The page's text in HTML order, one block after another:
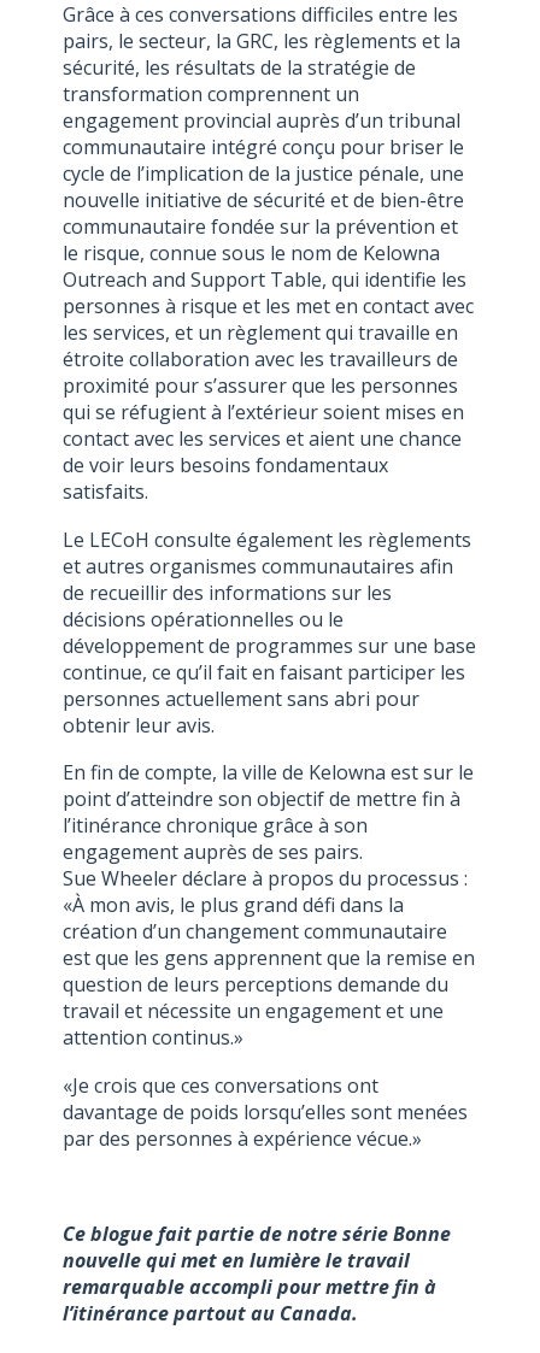
Grâce à ces conversations difficiles entre les
pairs, le secteur, la GRC, les règlements et la
sécurité, les résultats de la stratégie de
transformation comprennent un
engagement provincial auprès d’un tribunal
communautaire intégré conçu pour briser le
cycle de l’implication de la justice pénale, une
nouvelle initiative de sécurité et de bien-être
communautaire fondée sur la prévention et
le risque, connue sous le nom de Kelowna
Outreach and Support Table, qui identifie les
personnes à risque et les met en contact avec
les services, et un règlement qui travaille en
étroite collaboration avec les travailleurs de
proximité pour s’assurer que les personnes
qui se réfugient à l’extérieur soient mises en
contact avec les services et aient une chance
de voir leurs besoins fondamentaux
satisfaits.
Le LECoH consulte également les règlements
et autres organismes communautaires afin
de recueillir des informations sur les
décisions opérationnelles ou le
développement de programmes sur une base
continue, ce qu’il fait en faisant participer les
personnes actuellement sans abri pour
obtenir leur avis.
En fin de compte, la ville de Kelowna est sur le
point d’atteindre son objectif de mettre fin à
l’itinérance chronique grâce à son
engagement auprès de ses pairs.
Sue Wheeler déclare à propos du processus :
«À mon avis, le plus grand défi dans la
création d’un changement communautaire
est que les gens apprennent que la remise en
question de leurs perceptions demande du
travail et nécessite un engagement et une
attention continus.»
«Je crois que ces conversations ont
davantage de poids lorsqu’elles sont menées
par des personnes à expérience vécue.»
Ce blogue fait partie de notre série Bonne
nouvelle qui met en lumière le travail
remarquable accompli pour mettre fin à
l’itinérance partout au Canada.